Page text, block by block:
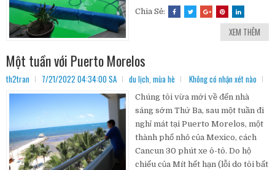
Chia Sẻ:
XEM THÊM
Một tuần với Puerto Morelos
th2tran 7/21/2022 04:34:00 SA du lịch, mùa hè Không có nhận xét nào
Chúng tôi vừa mới về đến nhà
sáng sớm Thứ Ba, sau một tuần đi
nghỉ mát tại Puerto Morelos, một
thành phố nhỏ của Mexico, cách
Cancun 30 phút xe ô-tô. Do hộ
chiếu của Mít hết hạn (lỗi do tôi bất